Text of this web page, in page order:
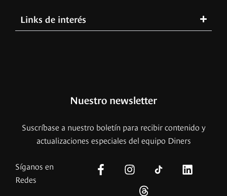
Links de interés
Nuestro newsletter
Suscríbase a nuestro boletín para recibir contenido y
actualizaciones especiales del equipo Diners
Síganos en
Redes